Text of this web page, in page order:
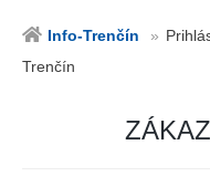
Info-Trenčín
Trenčín